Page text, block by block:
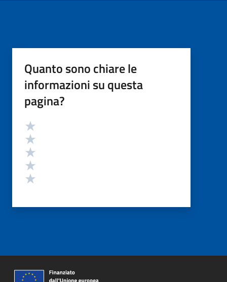
Quanto sono chiare le
informazioni su questa
pagina?
Valutazione